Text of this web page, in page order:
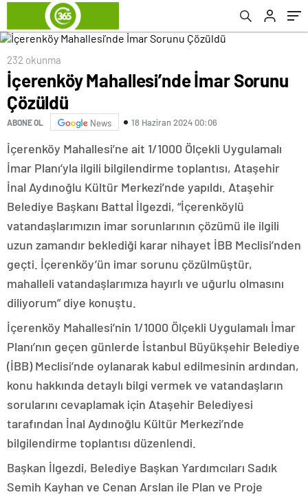
232 okunma
İçerenköy Mahallesi’nde İmar Sorunu
Çözüldü
ABONE OL News 18 Haziran 2024 00:06
İçerenköy Mahallesi’ne ait 1/1000 Ölçekli Uygulamalı
İmar Planı’yla ilgili bilgilendirme toplantısı, Ataşehir
İnal Aydınoğlu Kültür Merkezi’nde yapıldı. Ataşehir
Belediye Başkanı Battal İlgezdi, “İçerenköylü
vatandaşlarımızın imar sorunlarının çözümü ile ilgili
uzun zamandır beklediği karar nihayet İBB Meclisi’nden
geçti. İçerenköy’ün imar sorunu çözülmüştür,
mahalleli vatandaşlarımıza hayırlı ve uğurlu olmasını
diliyorum” diye konuştu.
İçerenköy Mahallesi’nin 1/1000 Ölçekli Uygulamalı İmar
Planı’nın geçen günlerde İstanbul Büyükşehir Belediye
(İBB) Meclisi’nde oylanarak kabul edilmesinin ardından,
konu hakkında detaylı bilgi vermek ve vatandaşların
sorularını cevaplamak için Ataşehir Belediyesi
tarafından İnal Aydınoğlu Kültür Merkezi’nde
bilgilendirme toplantısı düzenlendi.
Başkan İlgezdi, Belediye Başkan Yardımcıları Sadık
Semih Kayhan ve Cenan Arslan ile Plan ve Proje